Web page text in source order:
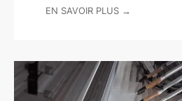
EN SAVOIR PLUS →